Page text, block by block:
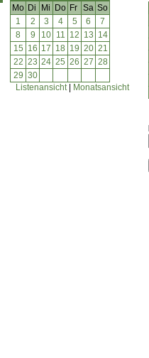
Mo Di Mi Do Fr Sa So
1
2 3 4 5 6
7
8
9 10 11 12 13 14
15 16 17 18 19 20 21
22 23 24 25 26 27 28
29 30
Listenansicht| Monatsansicht